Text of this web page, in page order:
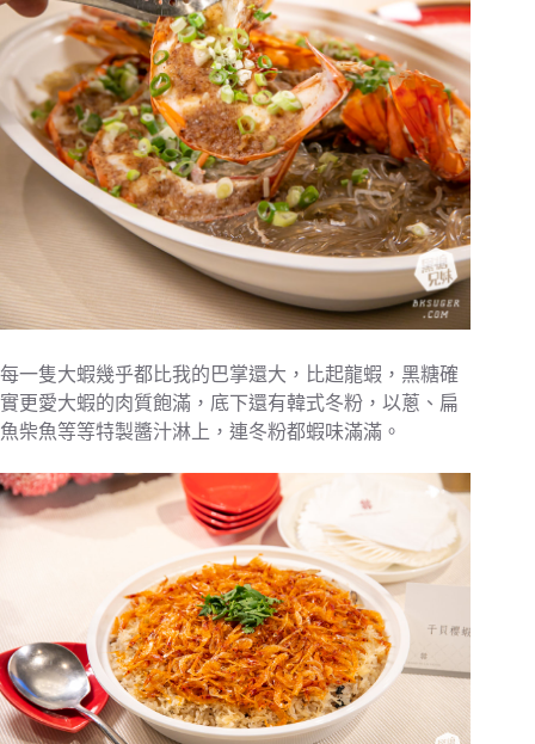
每一隻大蝦幾乎都比我的巴掌還大，比起龍蝦，黑糖確
實更愛大蝦的肉質飽滿，底下還有韓式冬粉，以蔥、扁
魚柴魚等等特製醬汁淋上，連冬粉都蝦味滿滿。